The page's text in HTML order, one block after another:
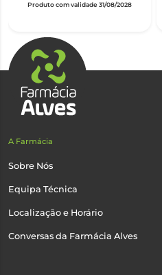
Produto com validade 31/08/2028
A Farmácia
Sobre Nós
Equipa Técnica
Localização e Horário
Conversas da Farmácia Alves